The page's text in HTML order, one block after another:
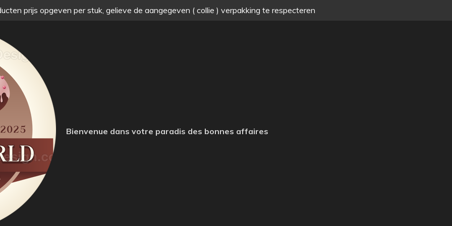
prijs opgeven per stuk, gelieve de aangegeven ( collie ) verpakking te respecteren
Bienvenue dans votre paradis des bonnes affaires